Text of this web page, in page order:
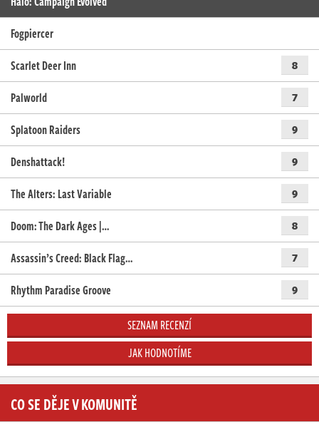
Fogpiercer
Scarlet Deer Inn
8
Palworld 7
Splatoon Raiders 9
Denshattack! 9
The Alters: Last Variable 9
Doom: The Dark Ages |… 8
Assassin’s Creed: Black Flag… 7
Rhythm Paradise Groove 9
SEZNAM RECENZÍ
JAK HODNOTÍME
CO SE DĚJE V KOMUNITĚ